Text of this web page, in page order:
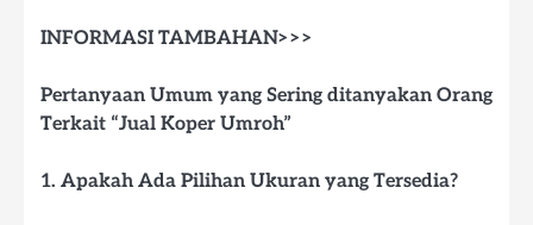
INFORMASI TAMBAHAN>>>
Pertanyaan Umum yang Sering ditanyakan Orang
Terkait “Jual Koper Umroh”
1. Apakah Ada Pilihan Ukuran yang Tersedia?